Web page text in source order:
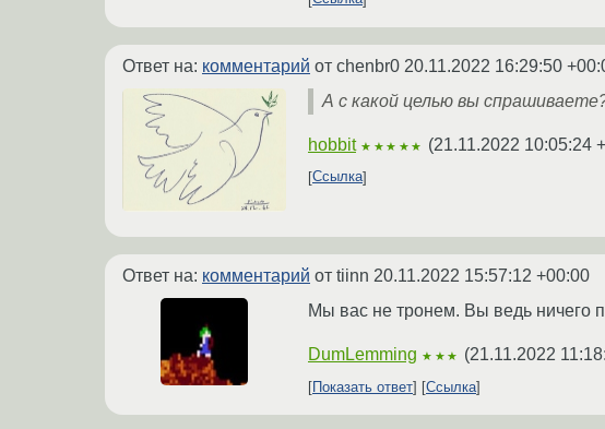
Ответ на: комментарий от chenbr0 20.11.2022 16:29:50
А с какой целью вы
hobbit ★★★★★ (21.11.2022 10:05:24
Ссылка
Ответ на: комментарий от tiinn 20.11.2022 15:57:12 +00:00
Мы вас не тронем. Вы ведь ничего
DumLemming ★★★ (21.11.2022
Показать ответ Ссылка